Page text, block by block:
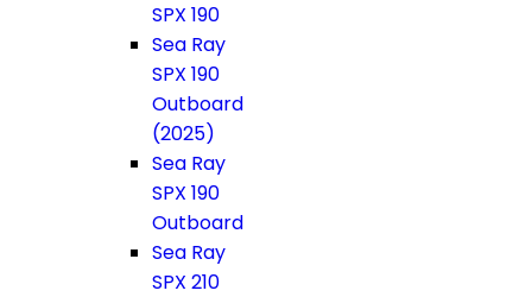
SPX 190
Sea Ray
SPX 190
Outboard
(2025)
Sea Ray
SPX 190
Outboard
Sea Ray
SPX 210